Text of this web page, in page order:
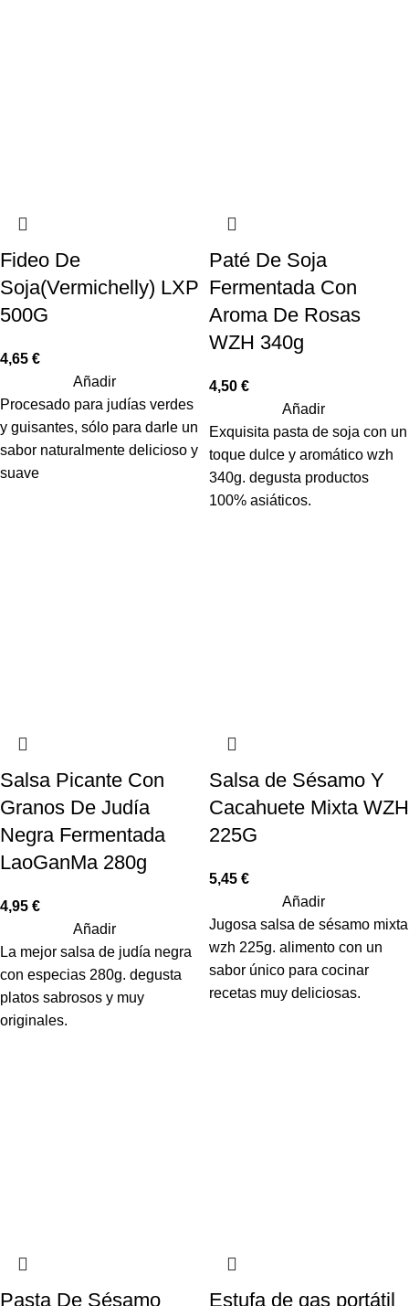
Fideo De
Soja(Vermichelly) LXP
500G
4,65 €
Añadir
Procesado para judías verdes
y guisantes, sólo para darle un
sabor naturalmente delicioso y
suave
Paté De Soja
Fermentada Con
Aroma De Rosas
WZH 340g
4,50 €
Añadir
Exquisita pasta de soja con un
toque dulce y aromático wzh
340g. degusta productos
100% asiáticos.
Salsa Picante Con
Granos De Judía
Negra Fermentada
LaoGanMa 280g
4,95 €
Añadir
La mejor salsa de judía negra
con especias 280g. degusta
platos sabrosos y muy
originales.
Salsa de Sésamo Y
Cacahuete Mixta WZH
225G
5,45 €
Añadir
Jugosa salsa de sésamo mixta
wzh 225g. alimento con un
sabor único para cocinar
recetas muy deliciosas.
Pasta De Sésamo Estufa de gas portátil